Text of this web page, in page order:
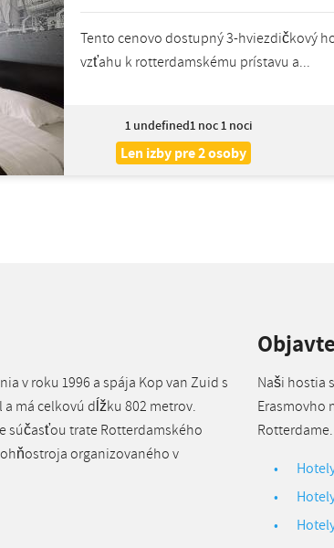
Tento cenovo dostupný 3-hviezdičkový
vzťahu k rotterdamskému prístavu a...
1 undefined1 noc 1 noci
Len izby pre 2 osoby
v roku 1996 a spája Kop van Zuid s
má celkovú dĺžku 802 metrov.
súčasťou trate Rotterdamského
organizovaného v
Naši hostia
Erasmovho
Rotterdame.